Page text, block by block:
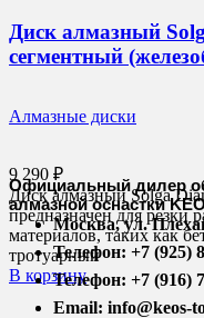
Диск алмазный
сегментный
Алмазные диски
9 290 ₽
Диск алмазный Solga
предназначен для резки
материалов, таких как
тротуарный
В корзину
Официальный дилер
алмазной оснастки
Москва, ул.
Телефон: +7 (925)
Телефон: +7 (916)
Email: info@keos-